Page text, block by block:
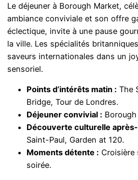
Le déjeuner à Borough Market,
ambiance conviviale et son offre
éclectique, invite à une pause
la ville. Les spécialités
saveurs internationales dans un
sensoriel.
Points d’intérêts matin : The
Bridge, Tour de Londres.
Déjeuner convivial :
Découverte culturelle
Saint-Paul, Garden at 120.
Moments détente : Croisière
soirée.